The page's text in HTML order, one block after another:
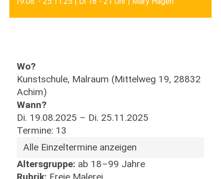
Wo?
Kunstschule, Malraum (Mittelweg 19, 28832
Achim)
Wann?
Di. 19.08.2025 – Di. 25.11.2025
Termine: 13
Alle Einzeltermine anzeigen
Altersgruppe: ab 18–99 Jahre